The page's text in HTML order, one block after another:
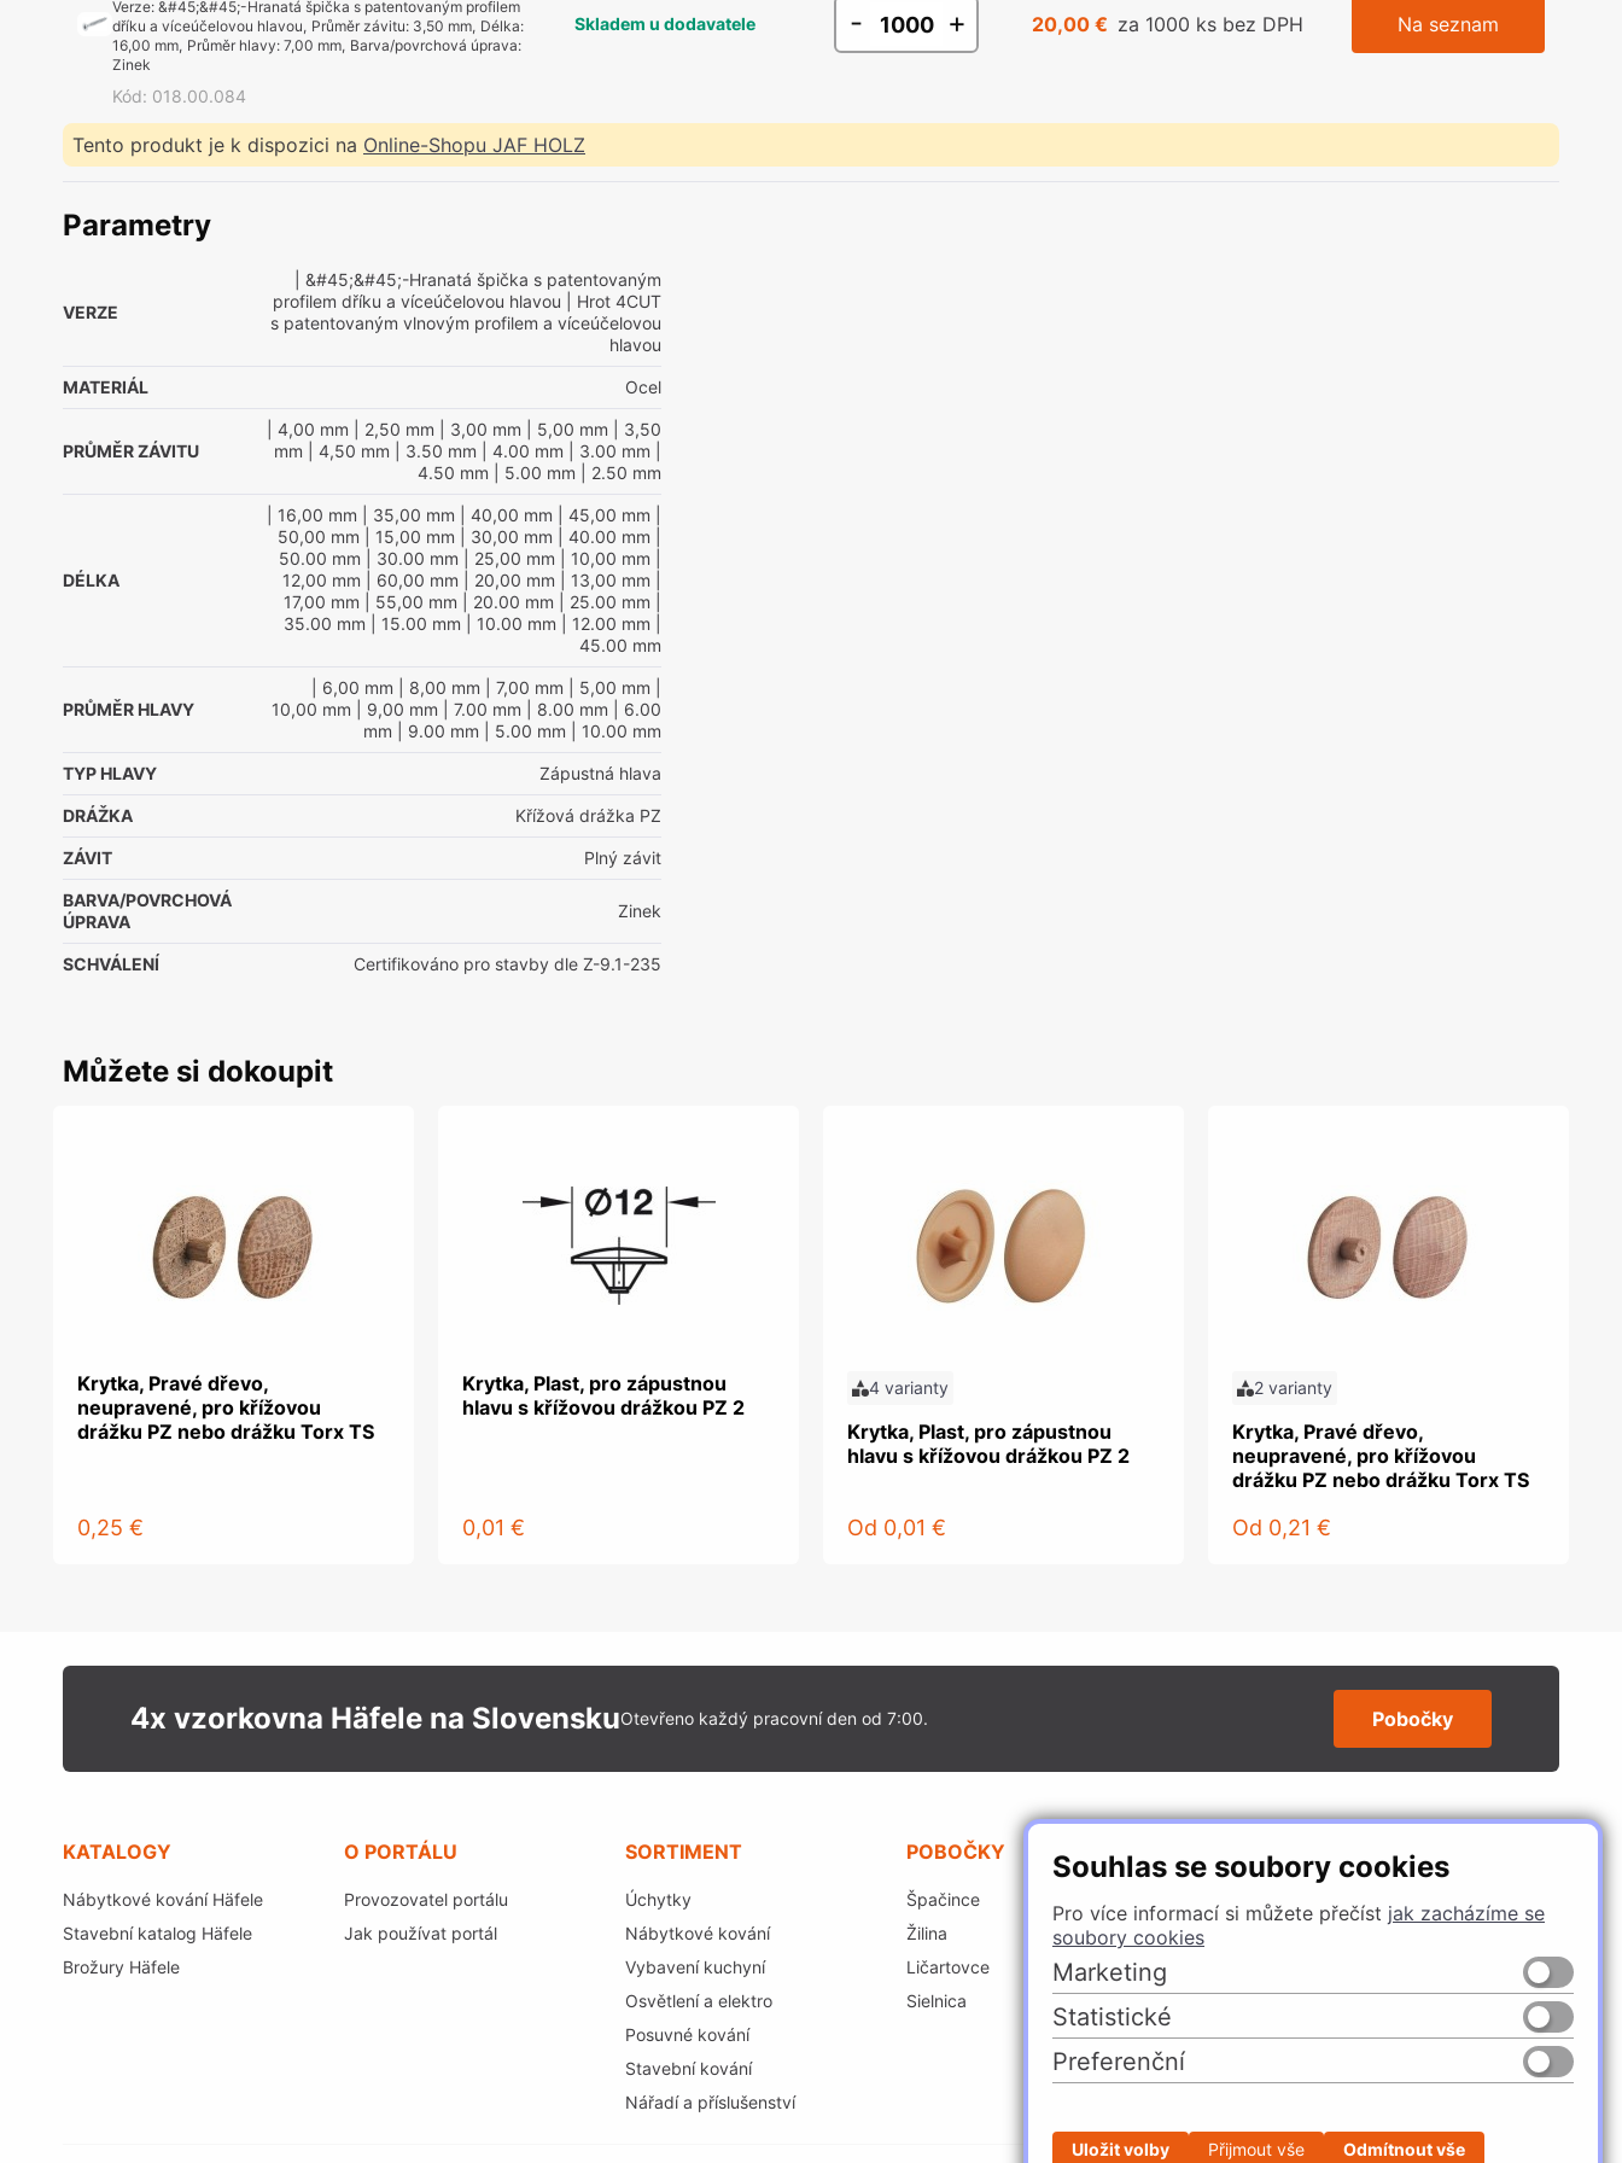
Souhlas se soubory cookies
Pro více informací si můžete přečíst jak zacházíme se
soubory cookies
Marketing
Statistické
Preferenční
Uložit volby Přijmout vše Odmítnout vše
Verze:&#45;&#45;-Hranatá špička s patentovaným profilem
dříku a víceúčelovou hlavou, Průměr závitu: 3,50 mm, Délka:
16,00 mm, Průměr hlavy:7,00 mm, Barva/povrchová úprava:
Zinek
Kód: 018.00.084
Skladem u dodavatele - + 20,00 € za 1000 ks bez DPH Na seznam
Tento produkt je k dispozici na Online-Shopu JAF HOLZ
Parametry
VERZE
| &#45;&#45;-Hranatá špička s patentovaným
profilem dříku a víceúčelovou hlavou | Hrot 4CUT
s patentovaným vlnovým profilem a víceúčelovou
hlavou
MATERIÁL Ocel
PRŮMĚR ZÁVITU
| 4,00 mm | 2,50 mm | 3,00 mm | 5,00 mm | 3,50
mm | 4,50 mm | 3.50 mm | 4.00 mm | 3.00 mm
4.50 mm | 5.00 mm | 2.50 mm
DÉLKA
| 16,00 mm | 35,00 mm | 40,00 mm | 45,00 mm
50,00 mm | 15,00 mm | 30,00 mm | 40.00 mm
50.00 mm | 30.00 mm | 25,00 mm | 10,00 mm
12,00 mm | 60,00 mm | 20,00 mm | 13,00 mm
17,00 mm | 55,00 mm | 20.00 mm | 25.00 mm
35.00 mm | 15.00 mm | 10.00 mm | 12.00 mm
45.00 mm
PRŮMĚR HLAVY
| 6,00 mm | 8,00 mm | 7,00 mm | 5,00 mm
10,00 mm | 9,00 mm | 7.00 mm | 8.00 mm | 6.00
mm | 9.00 mm | 5.00 mm | 10.00 mm
TYP HLAVY Zápustná hlava
DRÁŽKA Křížová drážka PZ
ZÁVIT Plný závit
BARVA/POVRCHOVÁ
ÚPRAVA
Zinek
SCHVÁLENÍ Certifikováno pro stavby dle Z-9.1-235
Můžete si dokoupit
Krytka, Pravé dřevo,
neupravené, pro křížovou
drážku PZ nebo drážku Torx TS
0,25 €
Krytka, Plast, pro zápustnou
hlavu s křížovou drážkou PZ 2
0,01 €
4 varianty
Krytka, Plast, pro zápustnou
hlavu s křížovou drážkou PZ 2
Od 0,01 €
2 varianty
Krytka, Pravé dřevo,
neupravené, pro křížovou
drážku PZ nebo drážku Torx TS
Od 0,21 €
4x vzorkovna Häfele na SlovenskuOtevřeno každý pracovní den od 7:00. Pobočky
KATALOGY
Nábytkové kování Häfele
Stavební katalog Häfele
Brožury Häfele
O PORTÁLU
Provozovatel portálu
Jak používat portál
SORTIMENT
Úchytky
Nábytkové kování
Vybavení kuchyní
Osvětlení a elektro
Posuvné kování
Stavební kování
Nářadí a příslušenství
POBOČKY
Špačince
Žilina
Ličartovce
Sielnica
SLEDUJTE NÁS
Česko Slovensko